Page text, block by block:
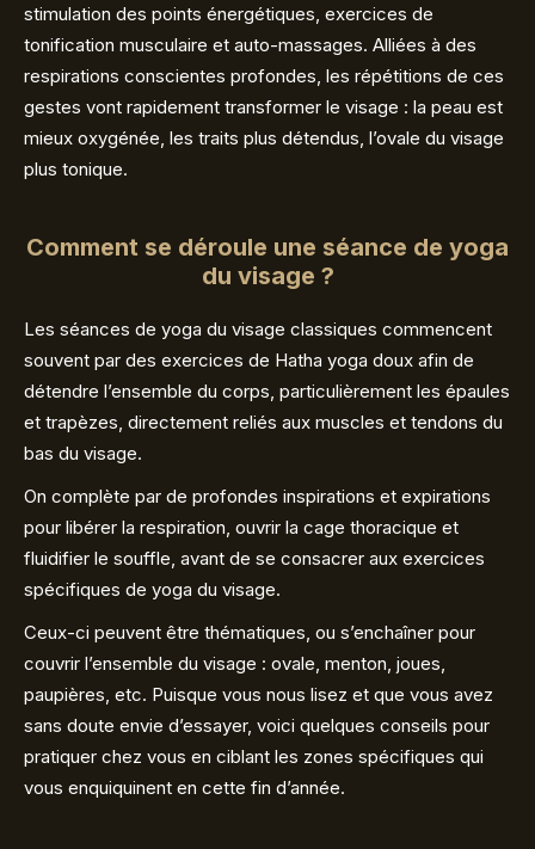
stimulation des points énergétiques, exercices de
tonification musculaire et auto-massages. Alliées à des
respirations conscientes profondes, les répétitions de ces
gestes vont rapidement transformer le visage : la peau est
mieux oxygénée, les traits plus détendus, l’ovale du visage
plus tonique.
Comment se déroule une séance de yoga
du visage ?
Les séances de yoga du visage classiques commencent
souvent par des exercices de Hatha yoga doux afin de
détendre l’ensemble du corps, particulièrement les épaules
et trapèzes, directement reliés aux muscles et tendons du
bas du visage.
On complète par de profondes inspirations et expirations
pour libérer la respiration, ouvrir la cage thoracique et
fluidifier le souffle, avant de se consacrer aux exercices
spécifiques de yoga du visage.
Ceux-ci peuvent être thématiques, ou s’enchaîner pour
couvrir l’ensemble du visage : ovale, menton, joues,
paupières, etc. Puisque vous nous lisez et que vous avez
sans doute envie d’essayer, voici quelques conseils pour
pratiquer chez vous en ciblant les zones spécifiques qui
vous enquiquinent en cette fin d’année.